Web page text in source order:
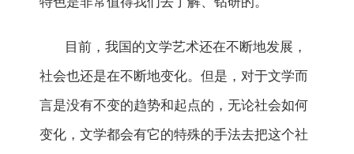
目前，我国的文学艺术还在不断地发展，
社会也还是在不断地变化。但是，对于文学而
言是没有不变的趋势和起点的，无论社会如何
变化，文学都会有它的特殊的手法去把这个社